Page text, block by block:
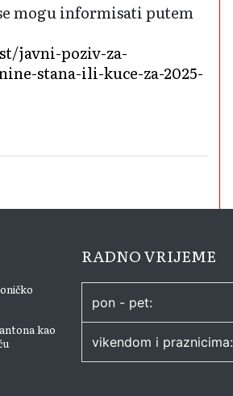
mogu informisati putem
javni-poziv-za-
stana-ili-kuce-za-2025-
kao
RADNO VRIJEME
pon - pet:
vikendom i praznicima: